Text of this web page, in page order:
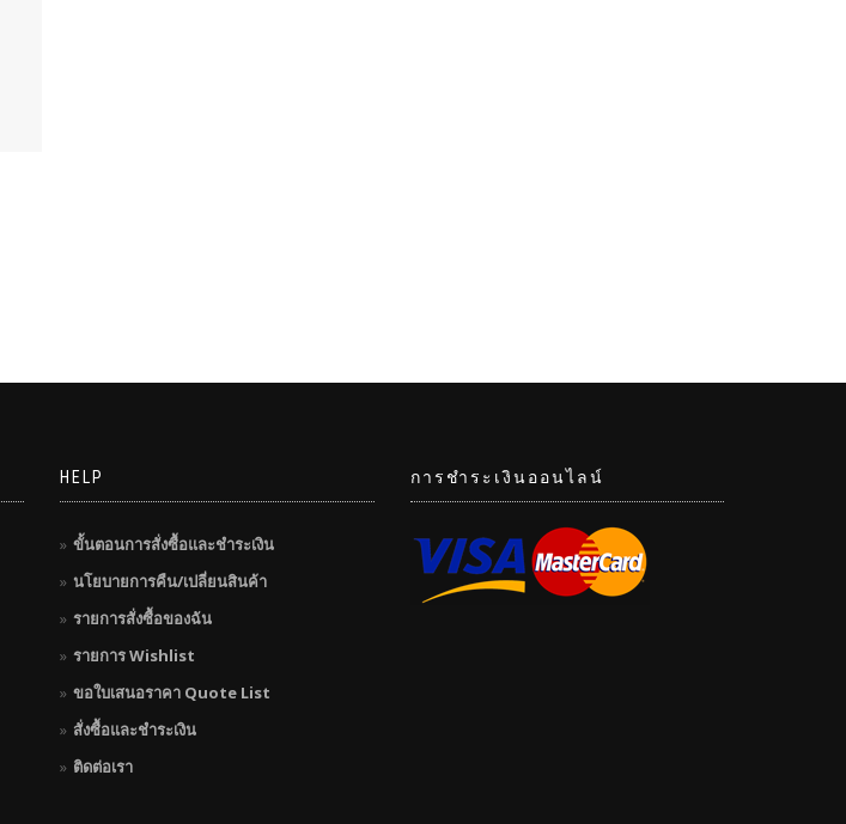
HELP
ขั้นตอนการสั่งซื้อและชำระเงิน
นโยบายการคืน/เปลี่ยนสินค้า
รายการสั่งซื้อของฉัน
รายการ Wishlist
ขอใบเสนอราคา Quote List
สั่งซื้อและชำระเงิน
ติดต่อเรา
การชำระเงินออนไลน์